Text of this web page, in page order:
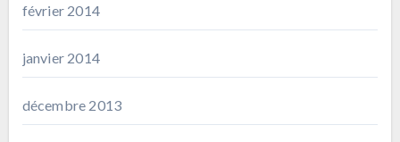
février 2014
janvier 2014
décembre 2013